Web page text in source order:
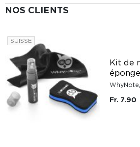
NOS CLIENTS
SUISSE
Kit de
éponge
Fr. 7.90